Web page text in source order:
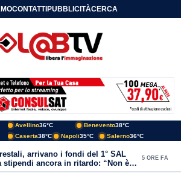
CONTATTIPUBBLICITÀCERCA
Avellino36°C Benevento38°C
Caserta38°C Napoli35°C Salerno36°C
arrivano i fondi del 1° SAL
stipendi ancora in ritardo: “Non è
5 ORE FA